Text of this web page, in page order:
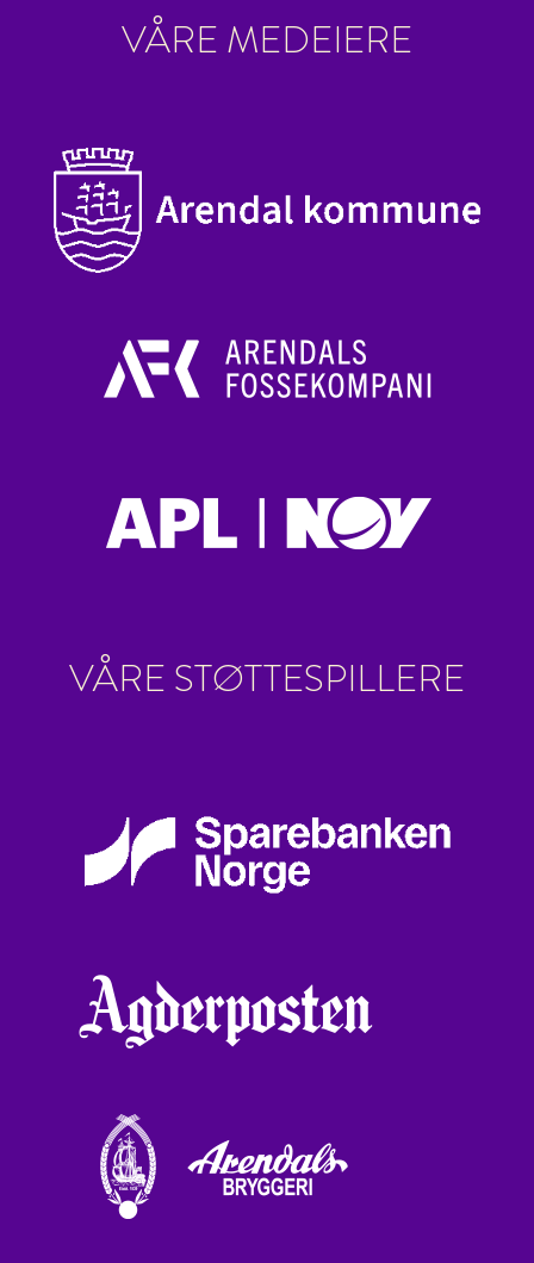
VÅRE MEDEIERE
VÅRE STØTTESPILLERE